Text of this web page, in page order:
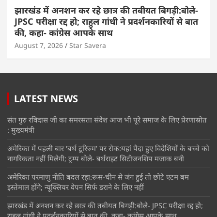
झारखंड में अनशन कर रहे छात्र की तबीयत बिगड़ी:बोले-
JPSC परीक्षा रद्द हो; राहुल गांधी ने प्रदर्शनकारियों से बात
की, कहा- कांग्रेस आपके साथ
August 7, 2026 Star Savera
LATEST NEWS
संत गुरु रविदास जी का समरसता संदेश आज भी पूरे समाज के लिए प्रेरणास्रोत
: मुख्यमंत्री
अमेरिका में पहली बार ‘बर्थ टूरिज्म’ पर रोक:यहां पैदा हुए विदेशियों के बच्चे को
नागरिकता नहीं मिलेगी; ट्रम्प बोले- बर्थराइट सिटीजनशिप मजाक बनी
अमेरिका परमाणु नीति बदल रहा:रूस-चीन से जंग हुई तो छोटे एटम बम
इस्तेमाल होंगे; न्यूक्लियर वेपन सिर्फ डराने के लिए नहीं
झारखंड में अनशन कर रहे छात्र की तबीयत बिगड़ी:बोले- JPSC परीक्षा रद्द हो;